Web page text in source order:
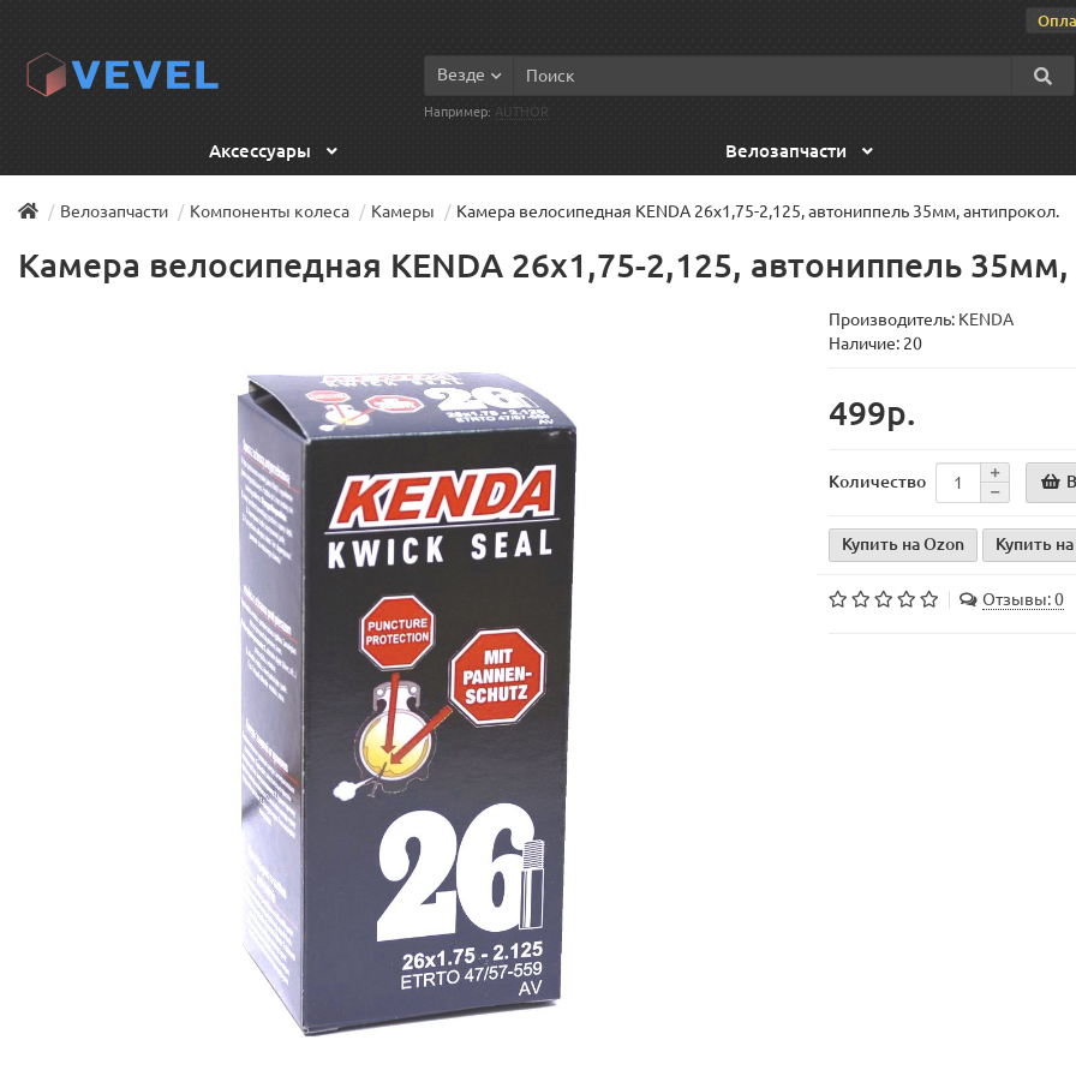
Везде
Например: AUTHOR
Аксессуары Велозапчасти
Велозапчасти Компоненты колеса Камеры Камера велосипедная KENDA 26x1,75-2,125, автониппель 35мм, антипрокол.
Камера велосипедная KENDA 26x1,75-2,125, автониппель
Производитель: KENDA
Наличие: 20
499р.
Количество
Купить на Ozon Купить
Отзывы: 0